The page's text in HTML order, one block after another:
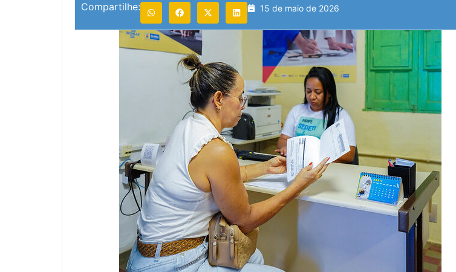
Compartilhe: 15 de maio de 2026